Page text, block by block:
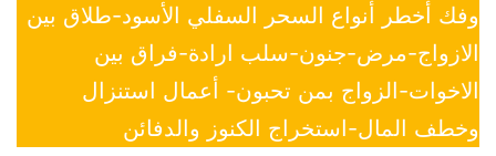
وفك أخطر أنواع السحر السفلي الأسود-طلاق بين
الازواج-مرض-جنون-سلب ارادة-فراق بين
الاخوات-الزواج بمن تحبون- أعمال استنزال
وخطف المال-استخراج الكنوز والدفائن